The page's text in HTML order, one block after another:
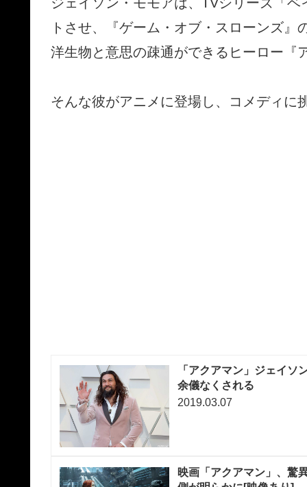
トさせ、『ゲーム・オブ・スローンズ
洋生物と意思の疎通ができるヒーロー『
そんな彼がアニメに登場し、コメディに
「アクアマン」ジェイソ
余儀なくされる
2019.03.07
映画「アクアマン」、驚